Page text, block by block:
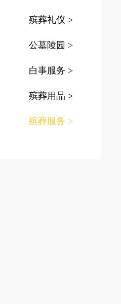
殡葬礼仪 >
公墓陵园 >
白事服务 >
殡葬用品 >
殡葬服务 >